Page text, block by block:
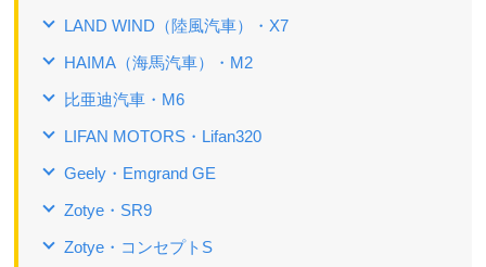
LAND WIND（陸風汽車）・X7
HAIMA（海馬汽車）・M2
比亜迪汽車・M6
LIFAN MOTORS・Lifan320
Geely・Emgrand GE
Zotye・SR9
Zotye・コンセプトS